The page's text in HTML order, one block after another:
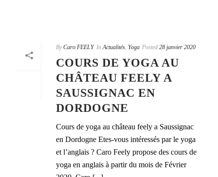
By Caro FEELY In Actualités Yoga Posted 28 janvier 2020
COURS DE YOGA AU
CHÂTEAU FEELY A
SAUSSIGNAC EN
DORDOGNE
Cours de yoga au château feely a Saussignac
en Dordogne Etes-vous intéressés par le yoga
et l’anglais ? Caro Feely propose des cours de
yoga en anglais à partir du mois de Février